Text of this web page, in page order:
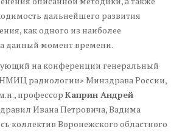
дальнейшего развития
как одного из наиболее
данный момент времени.
на конференции генеральный
радиологии» Минздрава России,
профессор Каприн Андрей
Ивана Петровича, Вадима
коллектив Воронежского областного